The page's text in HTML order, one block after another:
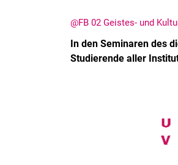
@FB 02 Geistes- und
In den Seminaren des
Studierende aller